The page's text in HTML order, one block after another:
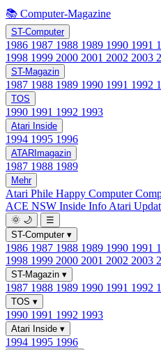
📚 Computer-Magazine
ST-Computer
1986 1987 1988 1989 1990 1991
1998 1999 2000 2001 2002 2003
ST-Magazin
1987 1988 1989 1990 1991 1992
TOS
1990 1991 1992 1993
Atari Inside
1994 1995 1996
ATARImagazin
1987 1988 1989
Mehr
Atari Phile Happy Computer
ACE NSW Inside Info Atari
🌞 🌙
☰
ST-Computer ▾
1986 1987 1988 1989 1990 1991
1998 1999 2000 2001 2002 2003
ST-Magazin ▾
1987 1988 1989 1990 1991 1992
TOS ▾
1990 1991 1992 1993
Atari Inside ▾
1994 1995 1996